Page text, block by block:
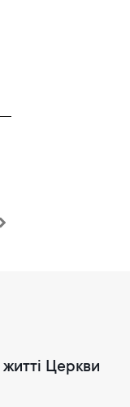
Церкви